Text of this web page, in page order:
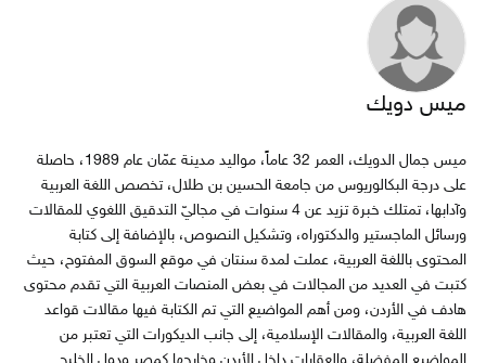
ميس دويك
ميس جمال الدويك، العمر 32 عاماً، مواليد مدينة عمّان عام 1989، حاصلة
على درجة البكالوريوس من جامعة الحسين بن طلال، تخصص اللغة العربية
وآدابها، تمتلك خبرة تزيد عن 4 سنوات في مجاليّ التدقيق اللغوي للمقالات
ورسائل الماجستير والدكتوراه، وتشكيل النصوص، بالإضافة إلى كتابة
المحتوى باللغة العربية، عملت لمدة سنتان في موقع السوق المفتوح، حيث
كتبت في العديد من المجالات في بعض المنصات العربية التي تقدم محتوى
هادف في الأردن، ومن أهم المواضيع التي تم الكتابة فيها مقالات قواعد
اللغة العربية، والمقالات الإسلامية، إلى جانب الديكورات التي تعتبر من